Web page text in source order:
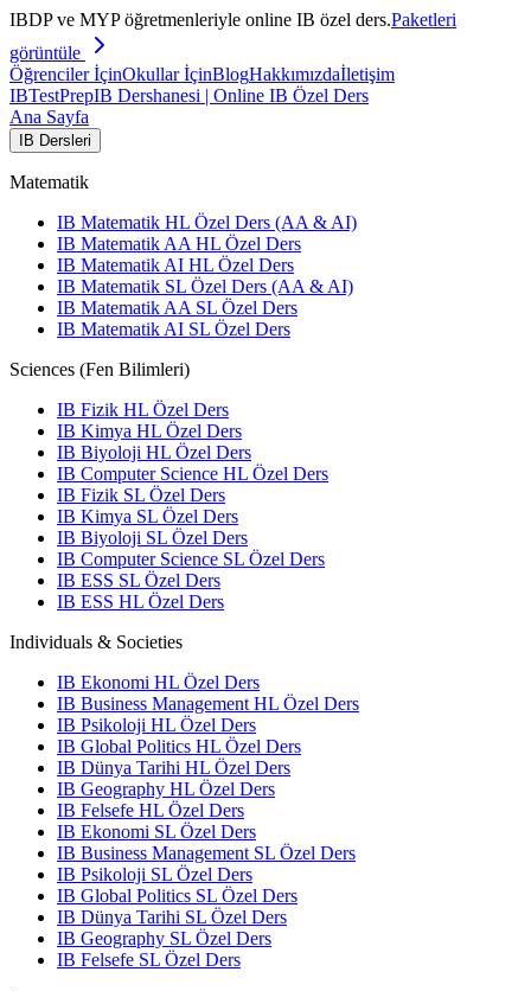
IBDP ve MYP öğretmenleriyle online IB özel ders.Paketleri
görüntüle
Öğrenciler İçinOkullar İçinBlogHakkımızdaİletişim
IBTestPrepIB Dershanesi | Online IB Özel Ders
Ana Sayfa
IB Dersleri
Matematik
IB Matematik HL Özel Ders (AA & AI)
IB Matematik AA HL Özel Ders
IB Matematik AI HL Özel Ders
IB Matematik SL Özel Ders (AA & AI)
IB Matematik AA SL Özel Ders
IB Matematik AI SL Özel Ders
Sciences (Fen Bilimleri)
IB Fizik HL Özel Ders
IB Kimya HL Özel Ders
IB Biyoloji HL Özel Ders
IB Computer Science HL Özel Ders
IB Fizik SL Özel Ders
IB Kimya SL Özel Ders
IB Biyoloji SL Özel Ders
IB Computer Science SL Özel Ders
IB ESS SL Özel Ders
IB ESS HL Özel Ders
Individuals & Societies
IB Ekonomi HL Özel Ders
IB Business Management HL Özel Ders
IB Psikoloji HL Özel Ders
IB Global Politics HL Özel Ders
IB Dünya Tarihi HL Özel Ders
IB Geography HL Özel Ders
IB Felsefe HL Özel Ders
IB Ekonomi SL Özel Ders
IB Business Management SL Özel Ders
IB Psikoloji SL Özel Ders
IB Global Politics SL Özel Ders
IB Dünya Tarihi SL Özel Ders
IB Geography SL Özel Ders
IB Felsefe SL Özel Ders